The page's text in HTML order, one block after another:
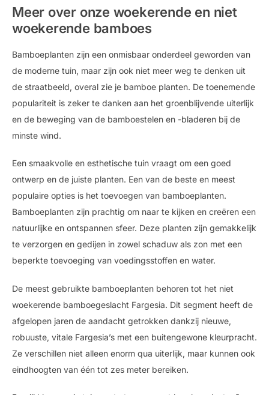
Meer over onze woekerende en niet
woekerende bamboes
Bamboeplanten zijn een onmisbaar onderdeel geworden van
de moderne tuin, maar zijn ook niet meer weg te denken uit
de straatbeeld, overal zie je bamboe planten. De toenemende
populariteit is zeker te danken aan het groenblijvende uiterlijk
en de beweging van de bamboestelen en -bladeren bij de
minste wind.
Een smaakvolle en esthetische tuin vraagt ​​om een ​​goed
ontwerp en de juiste planten. Een van de beste en meest
populaire opties is het toevoegen van bamboeplanten.
Bamboeplanten zijn prachtig om naar te kijken en creëren een
natuurlijke en ontspannen sfeer. Deze planten zijn gemakkelijk
te verzorgen en gedijen in zowel schaduw als zon met een
beperkte toevoeging van voedingsstoffen en water.
De meest gebruikte bamboeplanten behoren tot het niet
woekerende bamboegeslacht Fargesia. Dit segment heeft de
afgelopen jaren de aandacht getrokken dankzij nieuwe,
robuuste, vitale Fargesia’s met een buitengewone kleurpracht.
Ze verschillen niet alleen enorm qua uiterlijk, maar kunnen ook
eindhoogten van één tot zes meter bereiken.